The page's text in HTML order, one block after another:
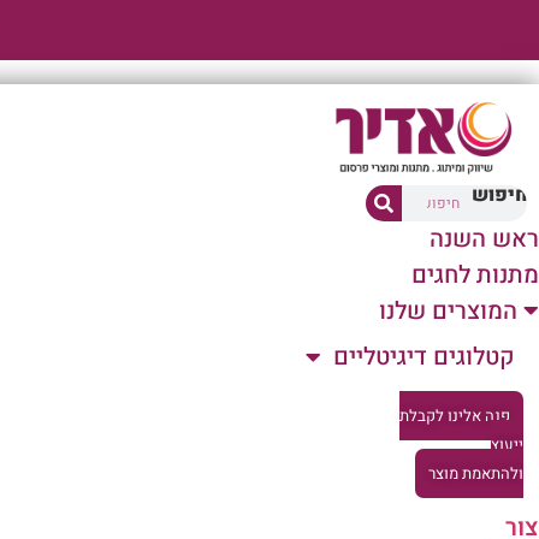
חיפוש
ראש השנה
מתנות לחגים
המוצרים שלנו
קטלוגים דיגיטליים
פנה אלינו לקבלת
ייעוץ
ולהתאמת מוצר
צור